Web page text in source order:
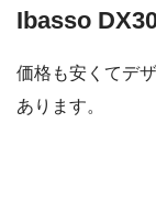
Ibasso
価格も安くてデ
あります。